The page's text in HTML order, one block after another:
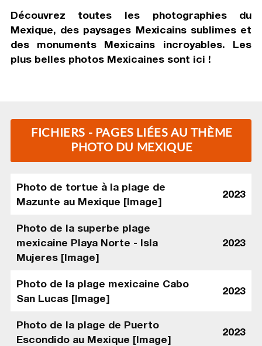
Découvrez toutes les photographies du
Mexique, des paysages Mexicains sublimes et
des monuments Mexicains incroyables. Les
plus belles photos Mexicaines sont ici !
FICHIERS - PAGES LIÉES AU THÈME
PHOTO DU MEXIQUE
Photo de tortue à la plage de
Mazunte au Mexique [Image]
2023
Photo de la superbe plage
mexicaine Playa Norte - Isla
Mujeres [Image]
2023
Photo de la plage mexicaine Cabo
San Lucas [Image]
2023
Photo de la plage de Puerto
Escondido au Mexique [Image]
2023